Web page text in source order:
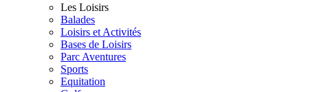
Les Loisirs
Balades
Loisirs et Activités
Bases de Loisirs
Parc Aventures
Sports
Equitation